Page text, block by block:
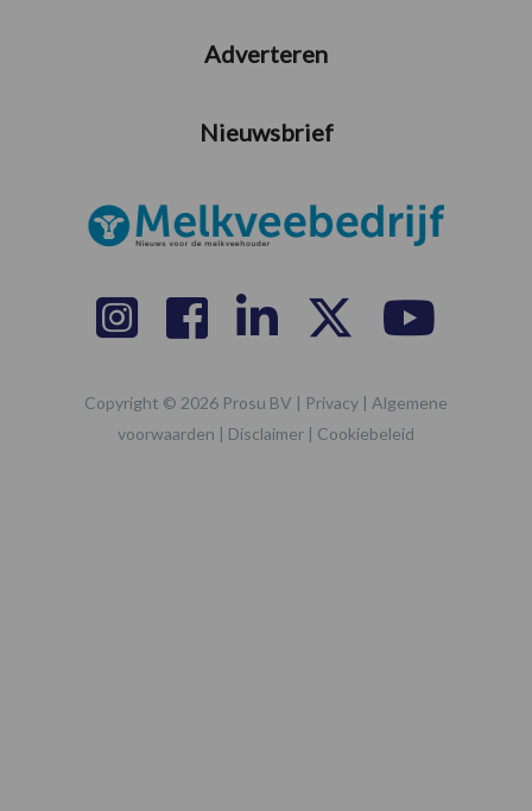
Adverteren
Nieuwsbrief
Copyright © 2026 Prosu BV | Privacy | Algemene
voorwaarden | Disclaimer | Cookiebeleid